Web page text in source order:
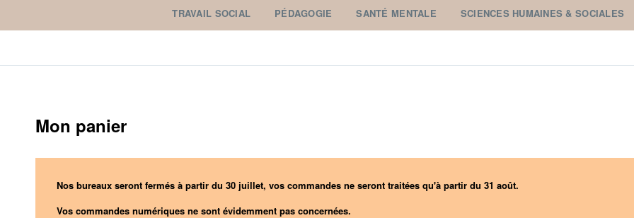
TRAVAIL SOCIAL PÉDAGOGIE SANTÉ MENTALE SCIENCES HUMAINES & SOCIALES
Mon panier
Nos bureaux seront fermés à partir du 30 juillet, vos commandes ne seront traitées qu'à partir du 31 août.
Vos commandes numériques ne sont évidemment pas concernées.